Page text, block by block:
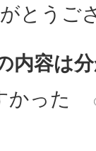
とうご
内容は
かった